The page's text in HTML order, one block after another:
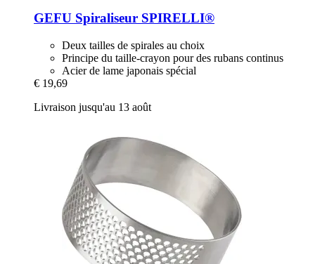
GEFU Spiraliseur SPIRELLI®
Deux tailles de spirales au choix
Principe du taille-crayon pour des rubans continus
Acier de lame japonais spécial
€ 19,69
Livraison jusqu'au 13 août